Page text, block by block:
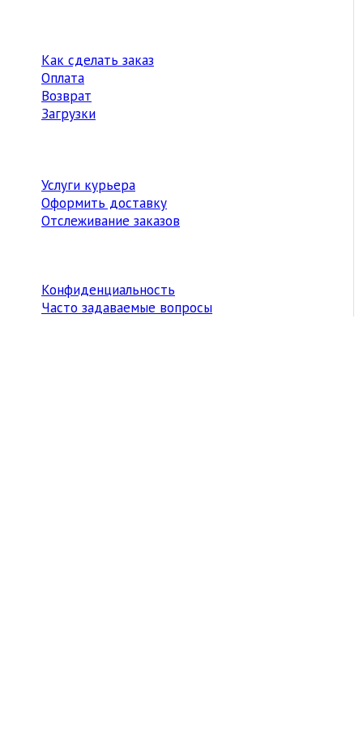
Как сделать заказ
Оплата
Возврат
Загрузки
Услуги курьера
Оформить доставку
Отслеживание заказов
Конфиденциальность
Часто задаваемые вопросы